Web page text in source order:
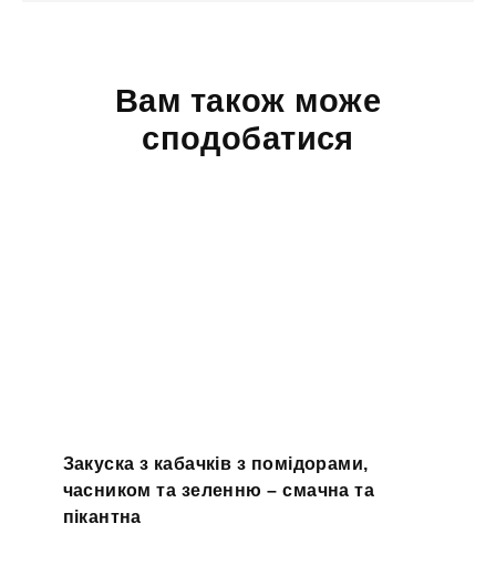
Вам також може
сподобатися
Закуска з кабачків з помідорами,
часником та зеленню – смачна та
пікантна